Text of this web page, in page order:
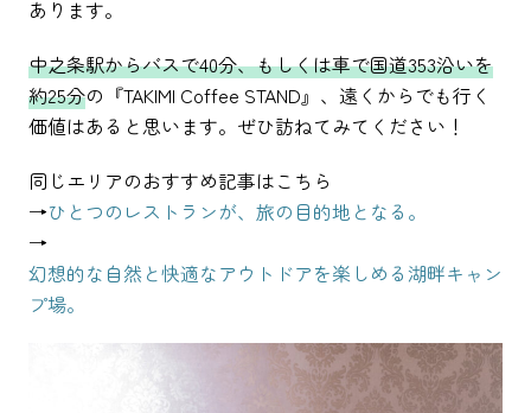
あります。
中之条駅からバスで40分、もしくは車で国道353沿いを
約25分の『TAKIMI Coffee STAND』、遠くからでも行く
価値はあると思います。ぜひ訪ねてみてください！
同じエリアのおすすめ記事はこちら
→ひとつのレストランが、旅の目的地となる。
→
幻想的な自然と快適なアウトドアを楽しめる湖畔キャン
プ場。